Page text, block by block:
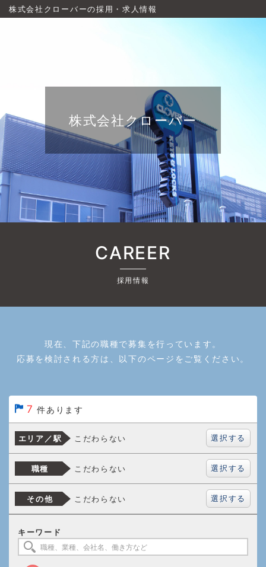
株式会社クローバーの採用・求人情報
株式会社クローバー
CAREER
採用情報
現在、下記の職種で募集を行っています。
応募を検討される方は、以下のページをご覧ください。
7 件あります
エリア／駅 こだわらない 選択する
職種 こだわらない 選択する
その他 こだわらない 選択する
キーワード